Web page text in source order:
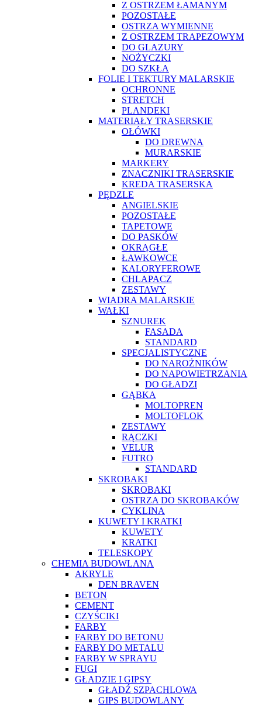
Z OSTRZEM ŁAMANYM
POZOSTAŁE
OSTRZA WYMIENNE
Z OSTRZEM TRAPEZOWYM
DO GLAZURY
NOŻYCZKI
DO SZKŁA
FOLIE I TEKTURY MALARSKIE
OCHRONNE
STRETCH
PLANDEKI
MATERIAŁY TRASERSKIE
OŁÓWKI
DO DREWNA
MURARSKIE
MARKERY
ZNACZNIKI TRASERSKIE
KREDA TRASERSKA
PĘDZLE
ANGIELSKIE
POZOSTAŁE
TAPETOWE
DO PASKÓW
OKRĄGŁE
ŁAWKOWCE
KALORYFEROWE
CHLAPACZ
ZESTAWY
WIADRA MALARSKIE
WAŁKI
SZNUREK
FASADA
STANDARD
SPECJALISTYCZNE
DO NAROŻNIKÓW
DO NAPOWIETRZANIA
DO GŁADZI
GĄBKA
MOLTOPREN
MOLTOFLOK
ZESTAWY
RĄCZKI
VELUR
FUTRO
STANDARD
SKROBAKI
SKROBAKI
OSTRZA DO SKROBAKÓW
CYKLINA
KUWETY I KRATKI
KUWETY
KRATKI
TELESKOPY
CHEMIA BUDOWLANA
AKRYLE
DEN BRAVEN
BETON
CEMENT
CZYŚCIKI
FARBY
FARBY DO BETONU
FARBY DO METALU
FARBY W SPRAYU
FUGI
GŁADZIE I GIPSY
GŁADŹ SZPACHLOWA
GIPS BUDOWLANY